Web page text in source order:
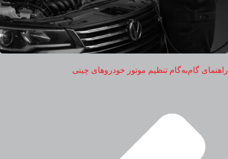
راهنمای گام‌به‌گام تنظیم موتور خودروهای چینی